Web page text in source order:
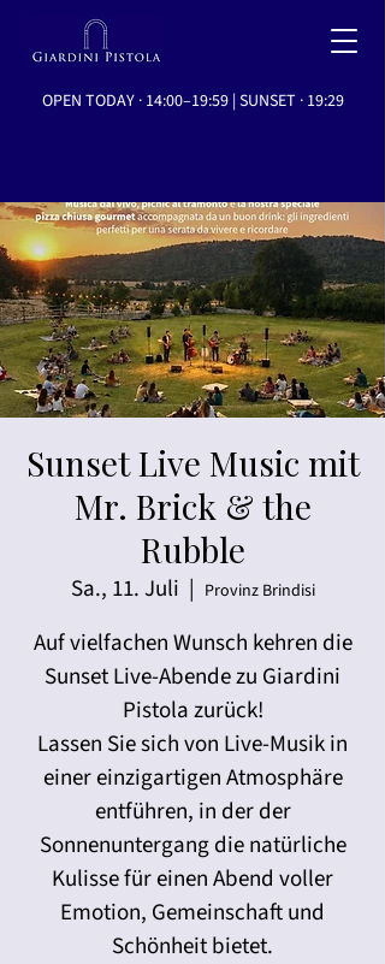
OPEN TODAY · 14:00–19:59 | SUNSET · 19:29
Sunset Live Music mit
Mr. Brick & the
Rubble
Sa., 11. Juli
  |
Provinz Brindisi
Auf vielfachen Wunsch kehren die
Sunset Live-Abende zu Giardini
Pistola zurück!
Lassen Sie sich von Live-Musik in
einer einzigartigen Atmosphäre
entführen, in der der
Sonnenuntergang die natürliche
Kulisse für einen Abend voller
Emotion, Gemeinschaft und
Schönheit bietet.